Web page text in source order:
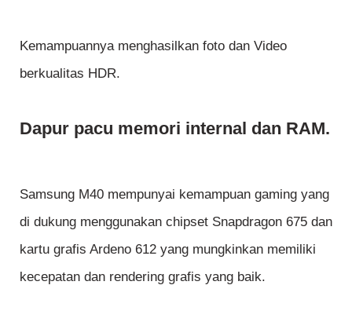
Kemampuannya menghasilkan foto dan Video
berkualitas HDR.
Dapur pacu memori internal dan RAM.
Samsung M40 mempunyai kemampuan gaming yang
di dukung menggunakan chipset Snapdragon 675 dan
kartu grafis Ardeno 612 yang mungkinkan memiliki
kecepatan dan rendering grafis yang baik.